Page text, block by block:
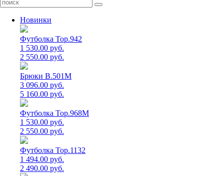
Новинки
Футболка Top.942
1 530.00 руб.
2 550.00 руб.
Брюки B.501M
3 096.00 руб.
5 160.00 руб.
Футболка Top.968M
1 530.00 руб.
2 550.00 руб.
Футболка Top.1132
1 494.00 руб.
2 490.00 руб.